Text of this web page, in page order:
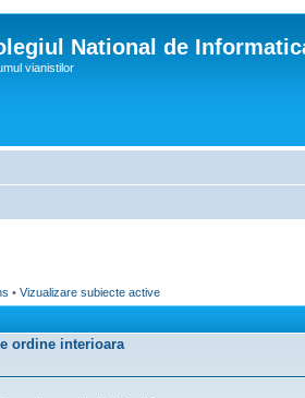
National de
vianistilor
• Vizualizare subiecte active
ordine interioara